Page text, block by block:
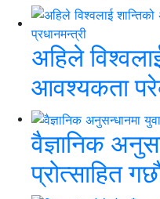
अहिले
आवश्यकता
वैज्ञानिक
प्रोत्साहित